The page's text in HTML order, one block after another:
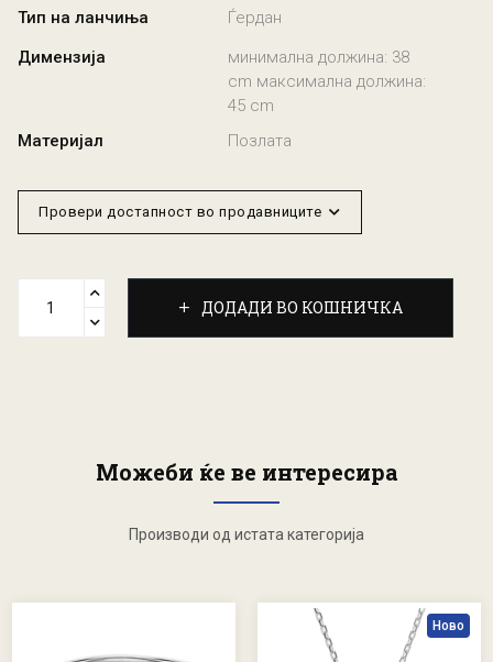
Тип на ланчиња
Ѓердан
Димензија
минимална должина: 38
cm максимална должина:
45 cm
Материјал
Позлата
Провери достапност во продавниците
ДОДАДИ ВО КОШНИЧКА
Можеби ќе ве интересира
Производи од истата категорија
Ново